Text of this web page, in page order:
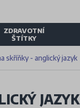
ZDRAVOTNÍ
ŠTÍTKY
skříňky - anglický jazyk
JAZYK